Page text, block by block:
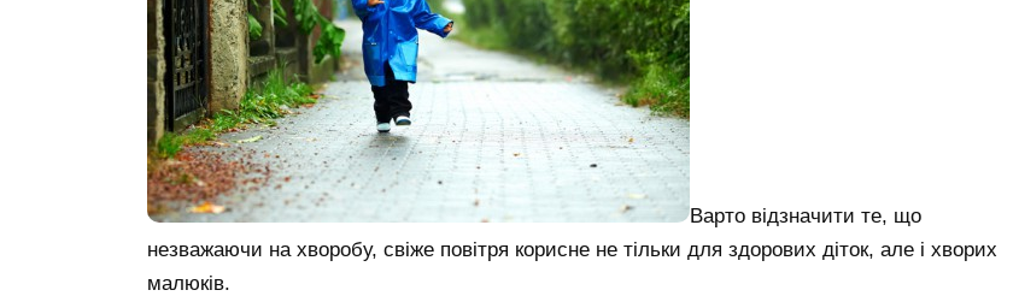
Варто відзначити те, що
незважаючи на хворобу, свіже повітря корисне не тільки для здорових діток, але і хворих
малюків.